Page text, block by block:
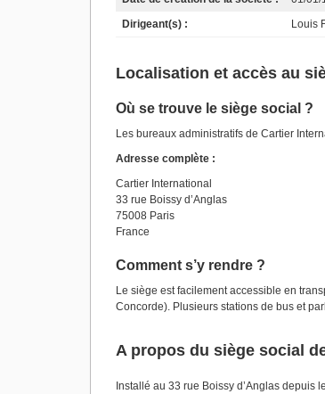
Dirigeant(s) :
Louis
Localisation et accès au
Où se trouve le siège social ?
Les bureaux administratifs de Cartier
Adresse complète :
Cartier International
33 rue Boissy d’Anglas
75008 Paris
France
Comment s’y rendre ?
Le siège est facilement accessible en
Concorde). Plusieurs stations de bus et
A propos du siège social
Installé au 33 rue Boissy d’Anglas depuis